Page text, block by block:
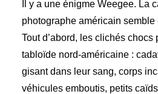
Il y a une énigme Weegee. La
photographe américain
Tout d’abord, les clichés
tabloïde nord-américaine :
gisant dans leur sang, corps
véhicules emboutis, petits